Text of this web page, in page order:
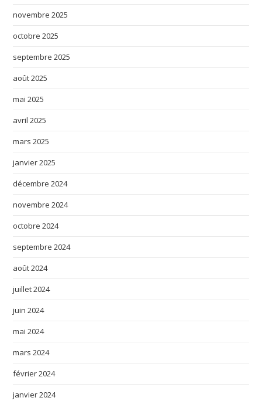
novembre 2025
octobre 2025
septembre 2025
août 2025
mai 2025
avril 2025
mars 2025
janvier 2025
décembre 2024
novembre 2024
octobre 2024
septembre 2024
août 2024
juillet 2024
juin 2024
mai 2024
mars 2024
février 2024
janvier 2024